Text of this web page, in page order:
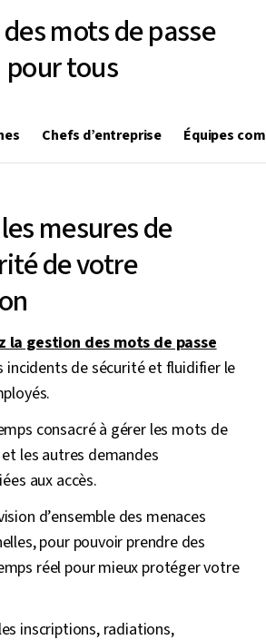
mots de passe
pour tous
Chefs d’entreprise Équipes
mesures de
de votre
la gestion des mots de passe
incidents de sécurité et fluidifier le
consacré à gérer les mots de
les autres demandes
aux accès.
d’ensemble des menaces
pour pouvoir prendre des
réel pour mieux protéger votre
inscriptions, radiations,